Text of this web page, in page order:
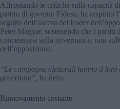
Affrontando le critiche sulla capacità
partito di governo Fidesz, ha respinto
seguito dell’ascesa del leader
Peter Magyar, sostenendo che i partiti
concentrarsi sulla governance, non
dell’opposizione.
“Le campagne elettorali hanno il loro
governare”, ha detto.
Rinnovamento costante